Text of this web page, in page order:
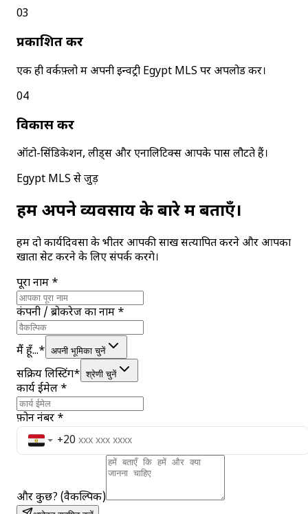
03
प्रकाशित करें
एक ही वर्कफ़्लो में अपनी इन्वेंट्री Egypt MLS पर अपलोड करें।
04
विकास करें
ऑटो-सिंडिकेशन, लीड्स और एनालिटिक्स आपके पास लौटते हैं।
Egypt MLS से जुड़ें
हमें अपने व्यवसाय के बारे में बताएँ।
हम दो कार्यदिवसों के भीतर आपकी साख सत्यापित करने और आपका
खाता सेट करने के लिए संपर्क करेंगे।
पूरा नाम *
कंपनी / ब्रोकरेज का नाम *
मैं हूँ...* अपनी भूमिका चुनें
सक्रिय लिस्टिंग* श्रेणी चुनें
कार्य ईमेल *
फ़ोन नंबर *
+20
और कुछ? (वैकल्पिक)